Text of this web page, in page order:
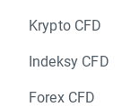
Krypto CFD
Indeksy CFD
Forex CFD